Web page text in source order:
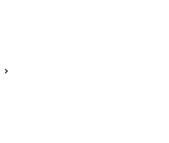
の生産量は、合成ゴムの中で最も
で、工業用品や日用生活の様々な
いるため、異物として検出される
ます。
ブタジエンの重合体であるポリブ
弾性をもたせたものです。1,3-ブ
程で、3種類のポリブタジエンが得
体、vinyl の 3種類です。cis 体
＝C に結合するポリブタジエンの主
赤線で示したポリブタジエンの主